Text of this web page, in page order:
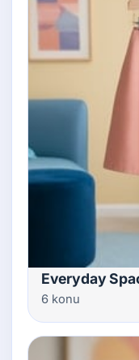
Everyday
6 konu